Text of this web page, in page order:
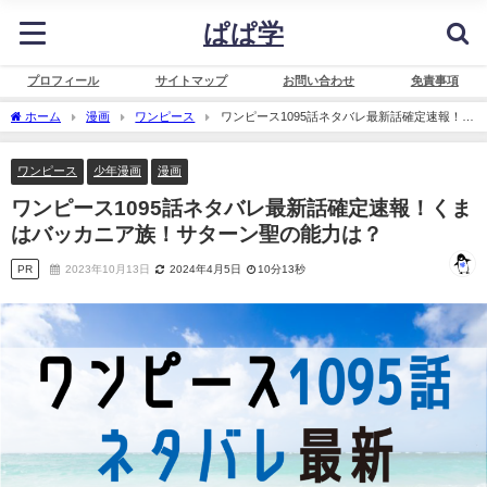
ぱぱ学
プロフィール サイトマップ お問い合わせ 免責事項
ホーム 漫画 ワンピース
ワンピース1095話ネタバレ最新話確定速報！く
まはバッカニア族！サターン聖の能力は？
ワンピース 少年漫画 漫画
ワンピース1095話ネタバレ最新話確定速報！くま
はバッカニア族！サターン聖の能力は？
PR 2023年10月13日 2024年4月5日 10分13秒